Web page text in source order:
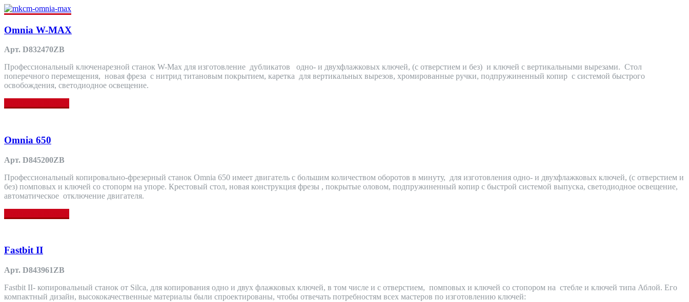
Omnia W-MAX
Арт. D832470ZB
Профессиональный ключенарезной станок W-Max для изготовление дубликатов одно- и двухфлажковых ключей, (c отверстием и без) и ключей с вертикальными вырезами. Стол
поперечного перемещения, новая фреза с нитрид титановым покрытием, каретка для вертикальных вырезов, хромированные ручки, подпружиненный копир с системой быстрого
освобождения, светодиодное освещение.
Omnia 650
Арт. D845200ZB
Профессиональный копировально-фрезерный станок Omnia 650 имеет двигатель с большим количеством оборотов в минуту, для изготовления одно- и двухфлажковых ключей, (c отверстием и
без) помповых и ключей со стопорм на упоре. Крестовый стол, новая конструкция фрезы , покрытые оловом, подпружиненный копир с быстрой системой выпуска, светодиодное освещение,
автоматическое отключение двигателя.
Fastbit II
Арт. D843961ZB
Fastbit II- копировальный станок от Silca, для копирования одно и двух флажковых ключей, в том числе и с отверстием, помповых и ключей со стопором на стебле и ключей типа Аблой. Его
компактный дизайн, высококачественные материалы были спроектированы, чтобы отвечать потребностям всех мастеров по изготовлению ключей: